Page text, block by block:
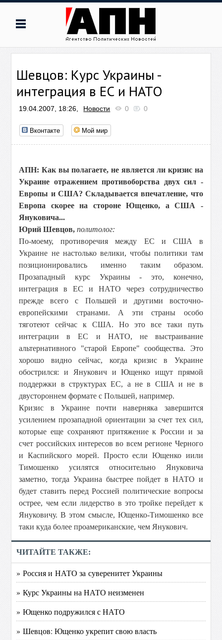
Шевцов: Курс Украины -
интеграция в ЕС и НАТО
19.04.2007, 18:26, Новости 0 0
Вконтакте Мой мир
АПН: Как вы полагаете, не является ли кризис на
Украине отражением противоборства двух сил -
Европы и США? Складывается впечатление, что
Европа скорее на стороне Ющенко, а США -
Януковича...
Юрий Шевцов,политолог:
По-моему, противоречия между ЕС и США в
Украине не настолько велики, чтобы политики там
позиционировались именно таким образом.
Прозападный курс Украины - это, конечно,
интеграция в ЕС и НАТО через сотрудничество
прежде всего с Польшей и другими восточно-
европейскими странами. А эти страны особо
тяготеют сейчас к США. Но это все таки путь
интеграции в ЕС и НАТО, не выстраивание
альтернативного "старой Европе" сообщества. Это
хорошо видно сейчас, когда кризис в Украине
обострился: и Янукович и Ющенко ищут прямой
поддержки в структурах ЕС, а не в США и не в
двустороннем формате с Польшей, например.
Кризис в Украине почти наверняка завершится
усилением прозападной ориентации за счет тех сил,
которые еще сохраняют притяжение к России и за
счет российских интересов во всем регионе Черного
и Каспийского морей. Просто если Ющенко иили
Тимошенко усилятся относительно Януковича
заметно, тогда Украина быстрее пойдет в НАТО и
будет ставить перед Россией политические вопросы
острее, чем если лидерство в это тройке перейдет к
Януковичу. В этом смысле, Ющенко-Тимошенко все
таки куда более проамериканские, чем Янукович.
ЧИТАЙТЕ ТАКЖЕ:
» Россия и НАТО за суверенитет Украины
» Курс Украины на НАТО неизменен
» Ющенко подружился с НАТО
» Шевцов: Ющенко укрепит свою власть